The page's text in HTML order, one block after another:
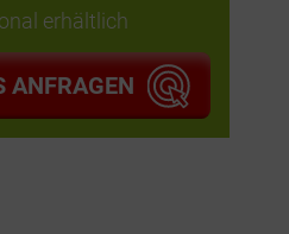
erhältlich
ANFRAGEN